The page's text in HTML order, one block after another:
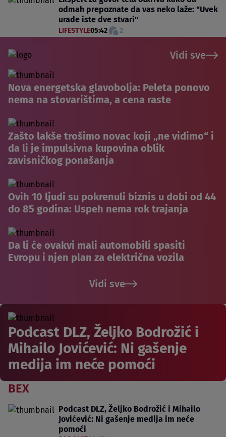
odmah prepoznate da vas neko laže: "Uvek
urade iste dve stvari"
LIFESTYLE05:42 2
Vidi sve
Nova energetska glavobolja: Peleta ponovo
nema na stovarištima, a cena raste
Zašto lakše trošimo novac koji „ne vidimo“ i
da li je impulsivna kupovina oblik
zavisničkog ponašanja
Ovih 10 ljudi su pokrenuli biznis u dobi od 44
do 85 godina: Uspeh nema rok trajanja
Da li će ovakvi mali automobili spasiti
Evropu i njen plan za električna vozila
Vidi sve
Podcast DLZ, Željko Bodrožić i
Mihailo Jovićević: Ni gašenje
medija im neće pomoći
BEX
Podcast DLZ, Željko Bodrožić i Mihailo
Jovićević: Ni gašenje medija im neće
pomoći